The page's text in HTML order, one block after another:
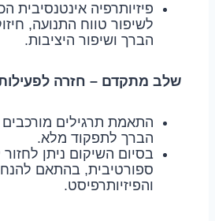
פיזיותרפיה אינטנסיבית
לשיפור טווח התנועה,
הברך ושיפור היציבות.
שלב מתקדם – חזרה
התאמת תרגילים
הברך לתפקוד מלא.
בסיום השיקום ניתן
ספורטיבית, בהתאם
והפיזיותרפיסט.